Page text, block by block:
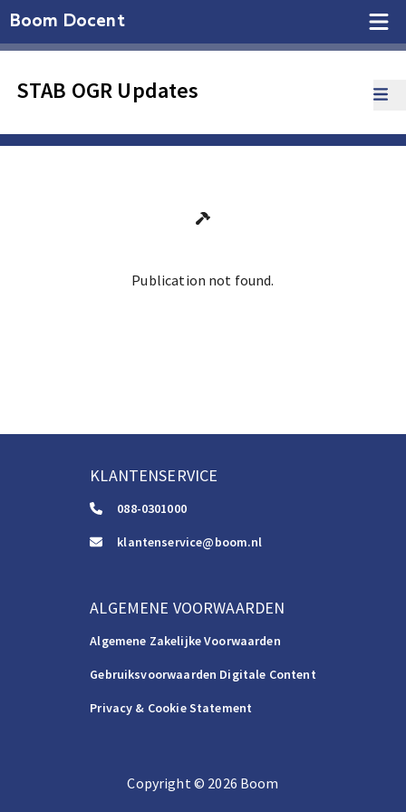
Boom Docent
STAB OGR Updates
Publication not found.
KLANTENSERVICE
088-0301000
klantenservice@boom.nl
ALGEMENE VOORWAARDEN
Algemene Zakelijke Voorwaarden
Gebruiksvoorwaarden Digitale Content
Privacy & Cookie Statement
Copyright©️ 2026 Boom